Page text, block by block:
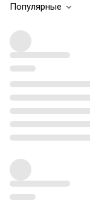
Популярные